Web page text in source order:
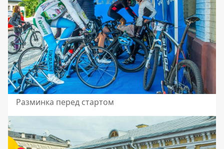
Разминка перед стартом